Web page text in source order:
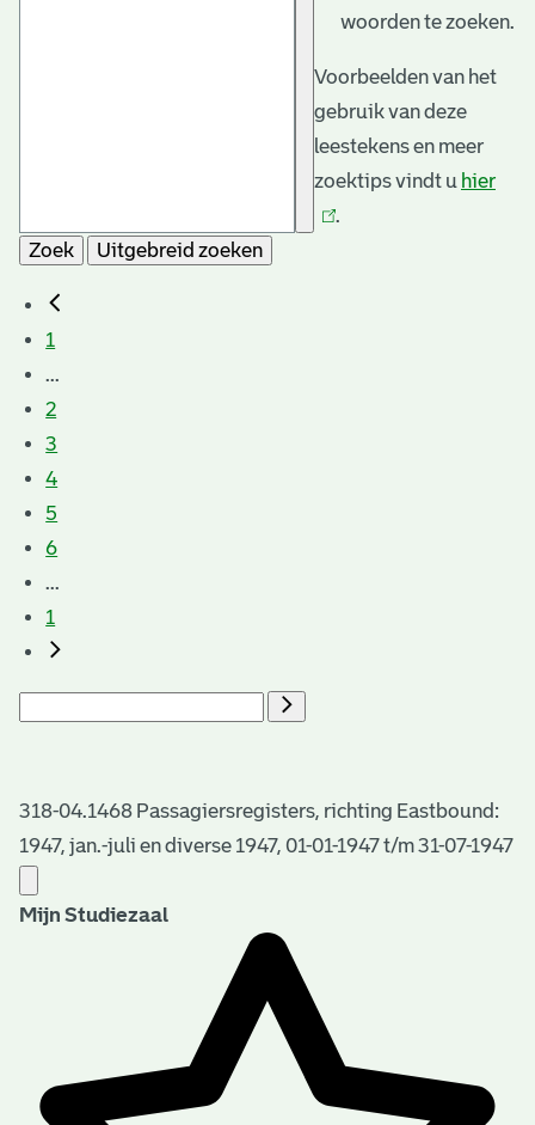
woorden te zoeken.
Voorbeelden van het
gebruik van deze
leestekens en meer
zoektips vindt u hier
.
Zoek
Uitgebreid zoeken
1
...
2
3
4
5
6
...
1
318-04.1468 Passagiersregisters, richting Eastbound:
1947, jan.-juli en diverse 1947, 01-01-1947 t/m 31-07-1947
Mijn Studiezaal